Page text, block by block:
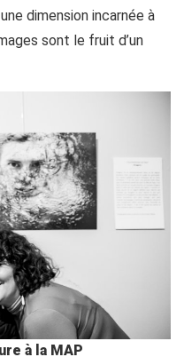
dimension incarnée à
sont le fruit d’un
à la MAP